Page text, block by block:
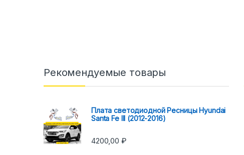
Рекомендуемые товары
Плата светодиодной Ресницы Hyundai
Santa Fe III (2012-2016)
4200,00 ₽